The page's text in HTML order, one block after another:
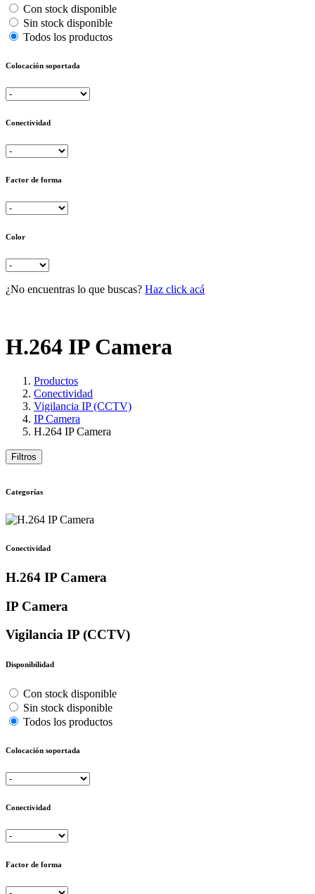
Con stock disponible
Sin stock disponible
Todos los productos
Colocación soportada
Conectividad
Factor de forma
Color
¿No encuentras lo que buscas? Haz click acá
H.264 IP Camera
Productos
Conectividad
Vigilancia IP (CCTV)
IP Camera
H.264 IP Camera
Filtros
Categorías
Conectividad
H.264 IP Camera
IP Camera
Vigilancia IP (CCTV)
Disponibilidad
Con stock disponible
Sin stock disponible
Todos los productos
Colocación soportada
Conectividad
Factor de forma